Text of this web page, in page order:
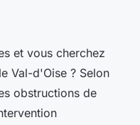
Val
7j/7
de lecture
et vous cherchez
Val-d'Oise ? Selon
obstructions de